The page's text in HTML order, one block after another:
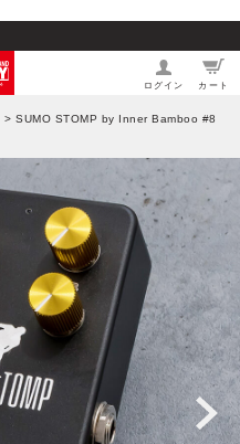
ログイン カート
> SUMO STOMP by Inner Bamboo #8